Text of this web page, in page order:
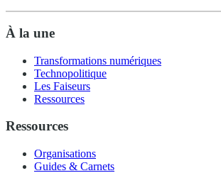
À la une
Transformations numériques
Technopolitique
Les Faiseurs
Ressources
Ressources
Organisations
Guides & Carnets